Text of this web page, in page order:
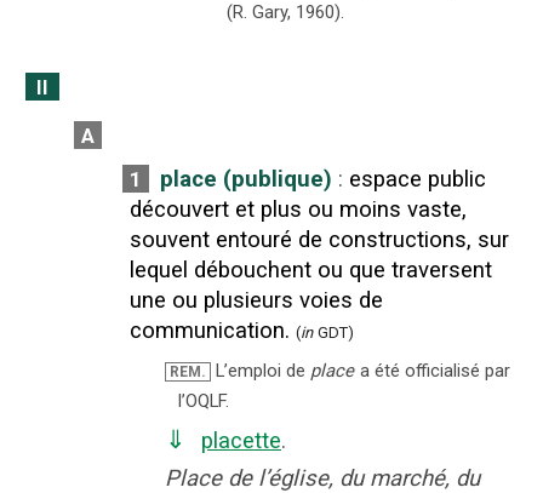
(R. Gary, 1960).
II
A
1
place (publique) : espace public
découvert et plus ou moins vaste,
souvent entouré de constructions, sur
lequel débouchent ou que traversent
une ou plusieurs voies de
communication. (in GDT)
REM. L’emploi de place a été officialisé par
l’OQLF.
⇓ placette.
Place de l’église, du marché, du